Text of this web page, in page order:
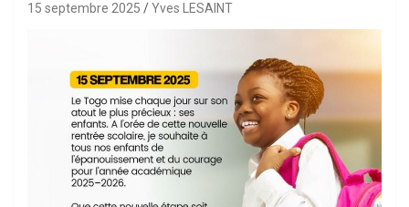
15 septembre 2025 Yves LESAINT